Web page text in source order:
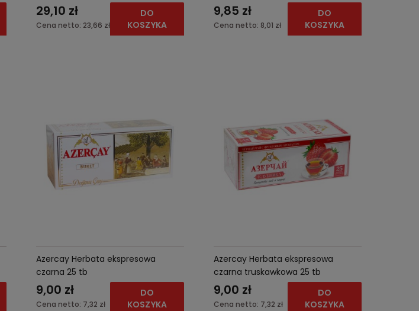
29,10 zł
Cena netto: 23,66 zł
DO
KOSZYKA
9,85 zł
Cena netto: 8,01 zł
DO
KOSZYKA
Azercay Herbata ekspresowa
czarna 25 tb
9,00 zł
Cena netto: 7,32 zł
DO
KOSZYKA
Azercay Herbata ekspresowa
czarna truskawkowa 25 tb
9,00 zł
Cena netto: 7,32 zł
DO
KOSZYKA